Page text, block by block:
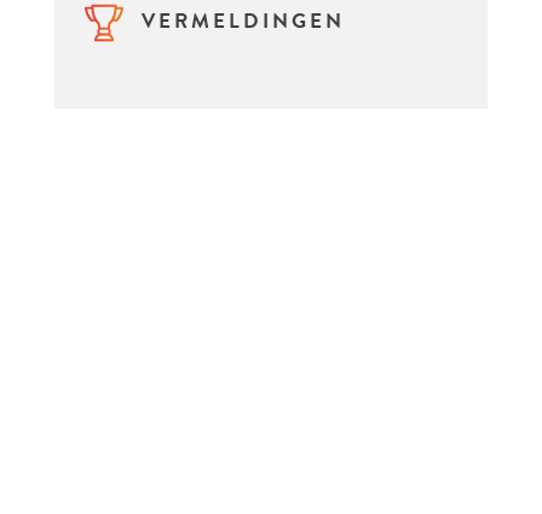
VERMELDINGEN